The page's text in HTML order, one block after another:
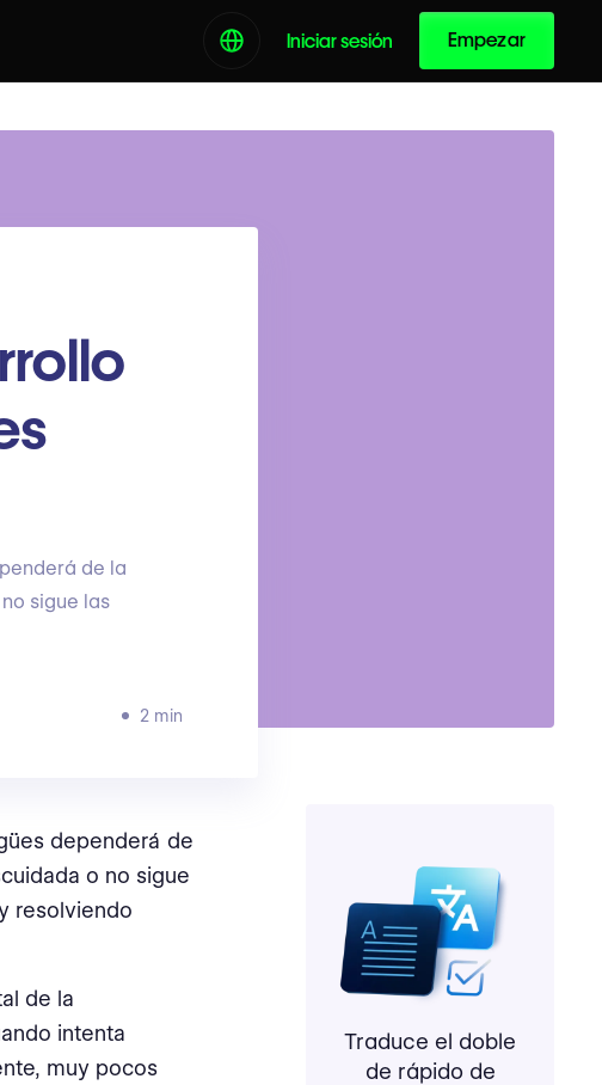
Iniciar sesión Empezar
de la
sigue las
2 min
dependerá de
o no sigue
resolviendo
de la
intenta
muy pocos
Traduce el doble
de rápido de